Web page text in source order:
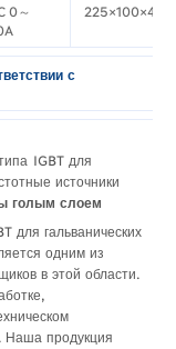
0～
225×100×433
с
IGBT для
источники
голым слоем
для гальванических
одним из
в этой области.
продукция